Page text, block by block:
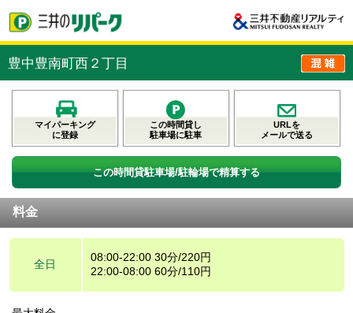
豊中豊南町西２丁目
マイパーキング
に登録
この時間貸し
駐車場に駐車
URLを
メールで送る
この時間貸駐車場/駐輪場で精算する
料金
全日
08:00-22:00 30分/220円
22:00-08:00 60分/110円